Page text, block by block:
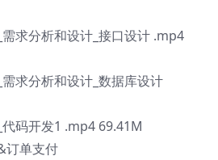
求分析和设计_接口设计 .mp4
求分析和设计_数据库设计
码开发1 .mp4 69.41M
订单支付